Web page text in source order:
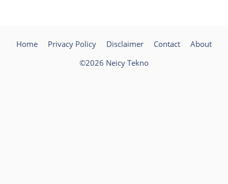
Home Privacy Policy Disclaimer Contact
About
©2026 Neicy Tekno